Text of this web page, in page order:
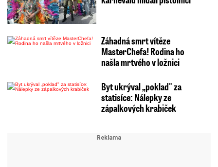
Záhadná smrt vítěze
MasterChefa! Rodina ho
našla mrtvého v ložnici
Byt ukrýval „poklad" za
statisíce: Nálepky ze
zápalkových krabiček